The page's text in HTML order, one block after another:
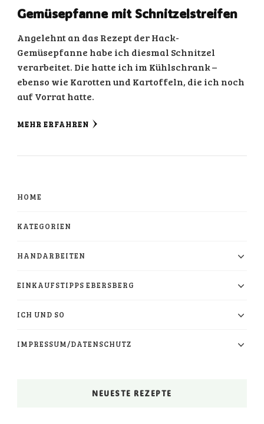
Gemüsepfanne mit Schnitzelstreifen
Angelehnt an das Rezept der Hack-
Gemüsepfanne habe ich diesmal Schnitzel
verarbeitet. Die hatte ich im Kühlschrank –
ebenso wie Karotten und Kartoffeln, die ich noch
auf Vorrat hatte.
MEHR ERFAHREN
HOME
KATEGORIEN
HANDARBEITEN
EINKAUFSTIPPS EBERSBERG
ICH UND SO
IMPRESSUM/DATENSCHUTZ
NEUESTE REZEPTE